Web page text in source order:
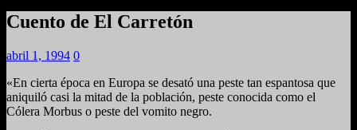
Cuento de El Carretón
abril 1, 1994 0
«En cierta época en Europa se desató una peste tan espantosa que
aniquiló casi la mitad de la población, peste conocida como el
Cólera Morbus o peste del vomito negro.